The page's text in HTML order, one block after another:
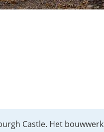
Castle. Het bouwwerk